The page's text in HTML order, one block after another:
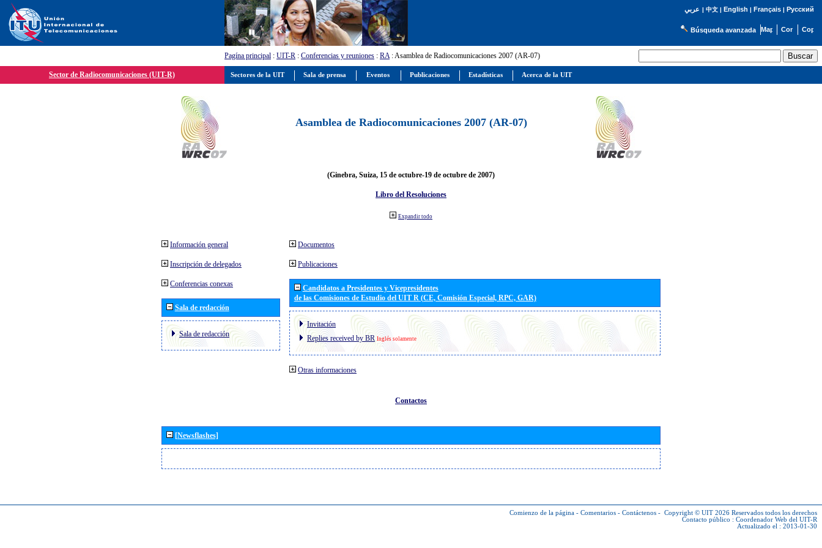
عربي | 中文| English | Français| Русский
Búsqueda avanzada
Pagína principal : UIT-R : Conferencias y reuniones : RA: Asamblea de Radiocomunicaciones 2007 (AR-07)
Sector de Radiocomunicaciones (UIT-R)
Asamblea de Radiocomunicaciones 2007 (AR-07)
(Ginebra, Suiza, 15 de octubre-19 de octubre de 2007)
Libro del Resoluciones
Expandir todo
Información general
Inscripción de delegados
Conferencias conexas
Sala de redacción
Sala de redacción
Documentos
Publicaciones
Candidatos a Presidentes y Vicepresidentes
de las Comisiones de Estudio del UIT R (CE, Comisión Especial, RPC, GAR)
Invitación
Replies received by BR Inglés solamente
Otras informaciones
Contactos
[Newsflashes]
Comienzo de la página - Comentarios - Contáctenos - Copyright © UIT 2026 Reservados todos los derechos
Contacto público : Coordenador Web del UIT-R
Actualizado el : 2013-01-30
Sectores de la UIT Sala de prensa Eventos Publicaciones Estadísticas Acerca de la UIT